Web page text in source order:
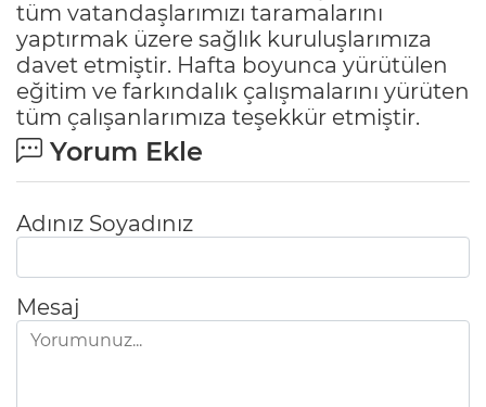
tüm vatandaşlarımızı taramalarını
yaptırmak üzere sağlık kuruluşlarımıza
davet etmiştir. Hafta boyunca yürütülen
eğitim ve farkındalık çalışmalarını yürüten
tüm çalışanlarımıza teşekkür etmiştir.
Yorum Ekle
Adınız Soyadınız
Mesaj